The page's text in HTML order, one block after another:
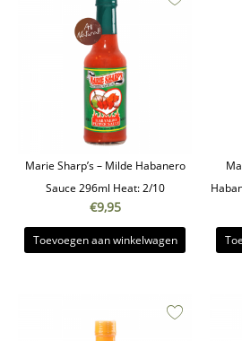
Marie Sharp’s – Milde Habanero
Sauce 296ml Heat: 2/10
€9,95
Toevoegen aan winkelwagen